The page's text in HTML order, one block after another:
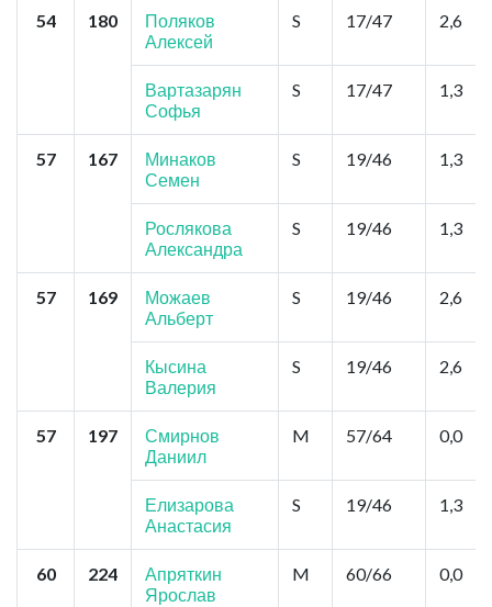
54 180
Поляков
Алексей
S 17/47 2,6
Вартазарян
Софья
S 17/47 1,3
57 167
Минаков
Семен
S 19/46 1,3
Рослякова
Александра
S 19/46 1,3
57 169
Можаев
Альберт
S 19/46 2,6
Кысина
Валерия
S 19/46 2,6
57 197
Смирнов
Даниил
M 57/64 0,0
Елизарова
Анастасия
S 19/46 1,3
60 224
Апряткин
Ярослав
M 60/66 0,0